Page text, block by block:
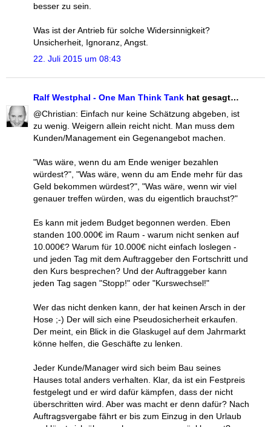
besser zu sein.
Was ist der Antrieb für solche Widersinnigkeit?
Unsicherheit, Ignoranz, Angst.
22. Juli 2015 um 08:43
Ralf Westphal - One Man Think Tank hat gesagt…
@Christian: Einfach nur keine Schätzung abgeben, ist
zu wenig. Weigern allein reicht nicht. Man muss dem
Kunden/Management ein Gegenangebot machen.
"Was wäre, wenn du am Ende weniger bezahlen
würdest?", "Was wäre, wenn du am Ende mehr für das
Geld bekommen würdest?", "Was wäre, wenn wir viel
genauer treffen würden, was du eigentlich brauchst?"
Es kann mit jedem Budget begonnen werden. Eben
standen 100.000€ im Raum - warum nicht senken auf
10.000€? Warum für 10.000€ nicht einfach loslegen -
und jeden Tag mit dem Auftraggeber den Fortschritt und
den Kurs besprechen? Und der Auftraggeber kann
jeden Tag sagen "Stopp!" oder "Kurswechsel!"
Wer das nicht denken kann, der hat keinen Arsch in der
Hose ;-) Der will sich eine Pseudosicherheit erkaufen.
Der meint, ein Blick in die Glaskugel auf dem Jahrmarkt
könne helfen, die Geschäfte zu lenken.
Jeder Kunde/Manager wird sich beim Bau seines
Hauses total anders verhalten. Klar, da ist ein Festpreis
festgelegt und er wird dafür kämpfen, dass der nicht
überschritten wird. Aber was macht er denn dafür? Nach
Auftragsvergabe fährt er bis zum Einzug in den Urlaub